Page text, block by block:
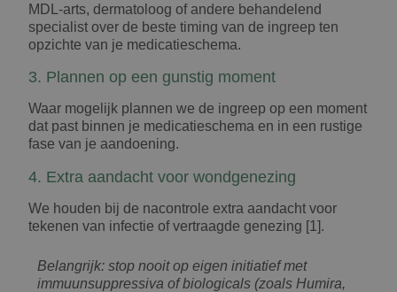
MDL-arts, dermatoloog of andere behandelend
specialist over de beste timing van de ingreep ten
opzichte van je medicatieschema.
3. Plannen op een gunstig moment
Waar mogelijk plannen we de ingreep op een moment
dat past binnen je medicatieschema en in een rustige
fase van je aandoening.
4. Extra aandacht voor wondgenezing
We houden bij de nacontrole extra aandacht voor
tekenen van infectie of vertraagde genezing [1].
Belangrijk: stop nooit op eigen initiatief met
immuunsuppressiva of biologicals (zoals Humira,